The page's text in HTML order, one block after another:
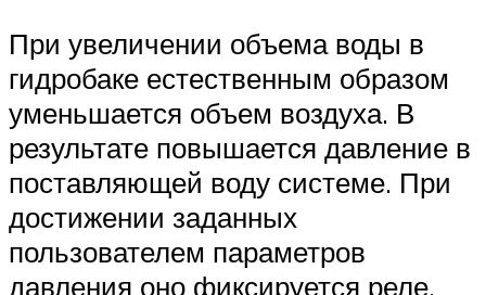
При увеличении объема воды в
гидробаке естественным образом
уменьшается объем воздуха. В
результате повышается давление в
поставляющей воду системе. При
достижении заданных
пользователем параметров
давления оно фиксируется реле,